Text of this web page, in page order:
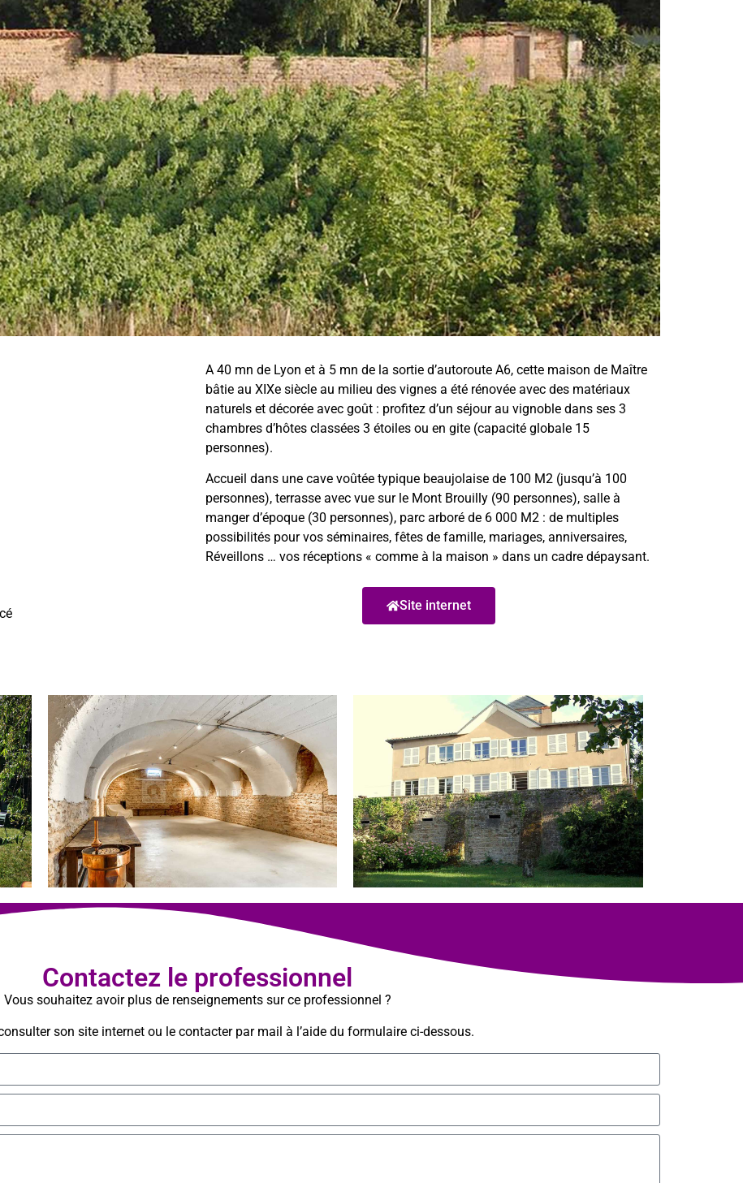
A 40 mn de Lyon et à 5 mn de la sortie d’autoroute A6, cette maison de Maître
bâtie au XIXe siècle au milieu des vignes a été rénovée avec des matériaux
naturels et décorée avec goût : profitez d’un séjour au vignoble dans ses 3
chambres d’hôtes classées 3 étoiles ou en gite (capacité globale 15
personnes).
Accueil dans une cave voûtée typique beaujolaise de 100 M2 (jusqu’à 100
personnes), terrasse avec vue sur le Mont Brouilly (90 personnes), salle à
manger d’époque (30 personnes), parc arboré de 6 000 M2 : de multiples
possibilités pour vos séminaires, fêtes de famille, mariages, anniversaires,
Réveillons … vos réceptions « comme à la maison » dans un cadre dépaysant.
Site internet
Contactez le professionnel
Vous souhaitez avoir plus de renseignements sur ce professionnel ?
son site internet ou le contacter par mail à l’aide du formulaire ci-dessous.